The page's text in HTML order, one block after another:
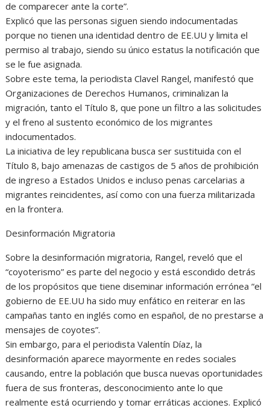
de comparecer ante la corte”.
Explicó que las personas siguen siendo indocumentadas
porque no tienen una identidad dentro de EE.UU y limita el
permiso al trabajo, siendo su único estatus la notificación que
se le fue asignada.
Sobre este tema, la periodista Clavel Rangel, manifestó que
Organizaciones de Derechos Humanos, criminalizan la
migración, tanto el Título 8, que pone un filtro a las solicitudes
y el freno al sustento económico de los migrantes
indocumentados.
La iniciativa de ley republicana busca ser sustituida con el
Título 8, bajo amenazas de castigos de 5 años de prohibición
de ingreso a Estados Unidos e incluso penas carcelarias a
migrantes reincidentes, así como con una fuerza militarizada
en la frontera.
Desinformación Migratoria
Sobre la desinformación migratoria, Rangel, reveló que el
“coyoterismo” es parte del negocio y está escondido detrás
de los propósitos que tiene diseminar información errónea “el
gobierno de EE.UU ha sido muy enfático en reiterar en las
campañas tanto en inglés como en español, de no prestarse a
mensajes de coyotes”.
Sin embargo, para el periodista Valentín Díaz, la
desinformación aparece mayormente en redes sociales
causando, entre la población que busca nuevas oportunidades
fuera de sus fronteras, desconocimiento ante lo que
realmente está ocurriendo y tomar erráticas acciones. Explicó